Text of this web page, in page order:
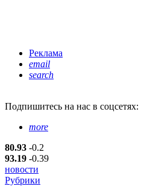
Реклама
email
search
Подпишитесь на нас в соцсетях:
more
80.93 -0.2
93.19 -0.39
новости
Рубрики